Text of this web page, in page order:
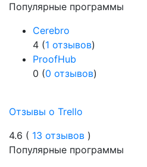
Популярные программы
Cerebro
4 (1 отзывов)
ProofHub
0 (0 отзывов)
Отзывы о Trello
4.6 ( 13 отзывов )
Популярные программы